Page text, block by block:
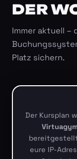
DER
Immer aktuell –
Platz sichern.
Der Kursplan
eure IP-